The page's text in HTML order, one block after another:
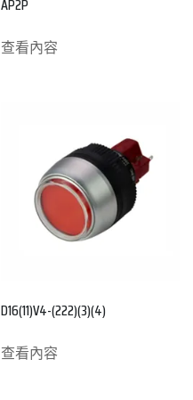
AP2P
查看內容
D16(11)V4-(222)(3)(4)
查看內容